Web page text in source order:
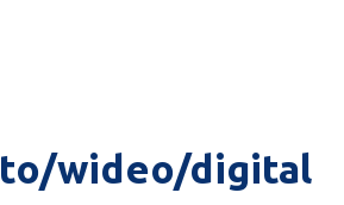
wideo/digital